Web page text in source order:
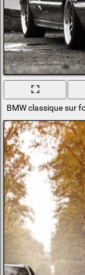
BMW classique sur